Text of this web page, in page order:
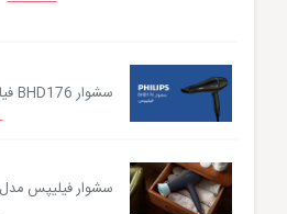
سشوار BHD176 فیلیپس
سشوار فیلیپس مدل BHD360/23